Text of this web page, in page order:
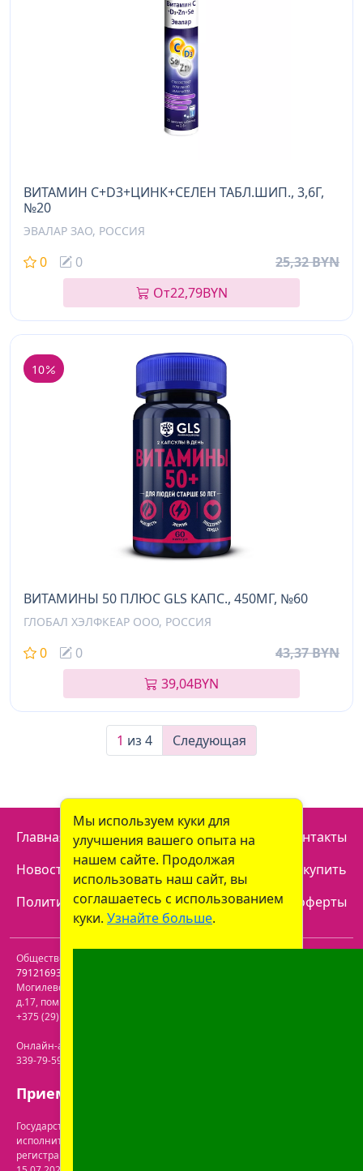
ВИТАМИН C+D3+ЦИНК+СЕЛЕН ТАБЛ.ШИП., 3,6Г,
№20
ЭВАЛАР ЗАО, РОССИЯ
0 0
25,32 BYN
От22,79BYN
10
ВИТАМИНЫ 50 ПЛЮС GLS КАПС., 450МГ, №60
ГЛОБАЛ ХЭЛФКЕАР ООО, РОССИЯ
0 0
43,37 BYN
39,04BYN
1 из 4 Следующая
Главная Отзывы Наши аптеки
Контакты
Новости
Доставка
Как купить
Политика конфиденциальности
Договор оферты
Общество с ограниченной ответственностью "Пролайф" УНП
791216930
Могилевская обл.
д.17, пом. 116
+375 (29) 613-08-30
Онлайн-аптека: г. Бобруйск, ул. Советская 40-3. Телефон: +375 (29)
339-79-59. Электронная почта:
Прием заказов: с 9:00 до 21:00.
Государственная регистрация осуществлена Бобруйским городским
исполнительным комитетом управления экономики. Дата и номер
регистрации интернет-магазина в торговом реестре: №722063 от
Мы используем куки для
улучшения вашего опыта на
нашем сайте. Продолжая
использовать наш сайт, вы
соглашаетесь с использованием
куки. Узнайте больше.